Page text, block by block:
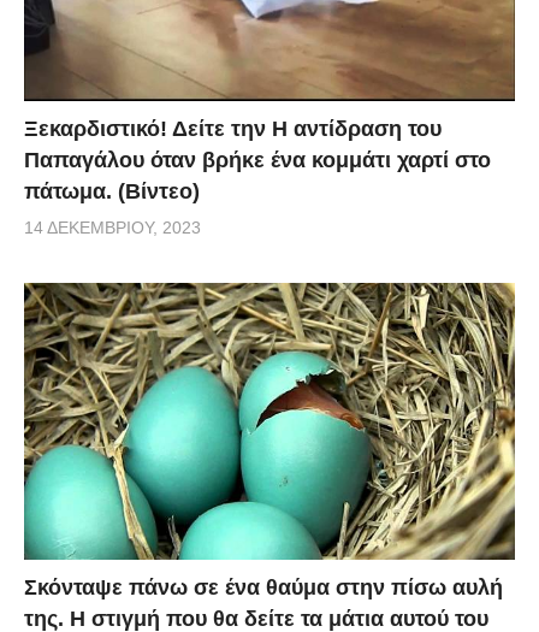
Ξεκαρδιστικό! Δείτε την Η αντίδραση του
Παπαγάλου όταν βρήκε ένα κομμάτι χαρτί στο
πάτωμα. (Βίντεο)
14 ΔΕΚΕΜΒΡΊΟΥ, 2023
Σκόνταψε πάνω σε ένα θαύμα στην πίσω αυλή
της. Η στιγμή που θα δείτε τα μάτια αυτού του